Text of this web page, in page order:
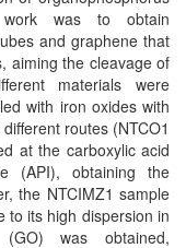
was to obtain
and graphene that
aiming the cleavage of
materials were
with iron oxides with
routes (NTCO1
at the carboxylic acid
(API), obtaining the
the NTCIMZ1 sample
to its high dispersion in
was obtained,